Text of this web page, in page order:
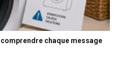
chaque message